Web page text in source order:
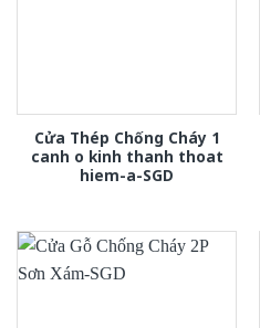
Cửa Thép Chống Cháy 1
canh o kinh thanh thoat
hiem-a-SGD